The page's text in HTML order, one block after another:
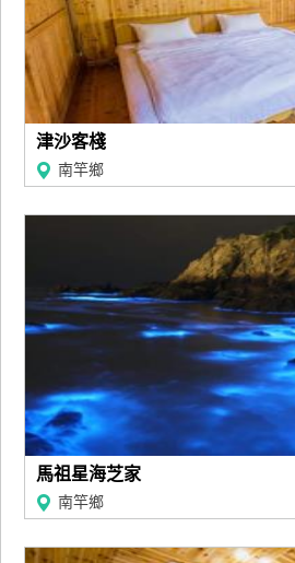
傳
津沙客棧
南竿鄉
馬祖星海芝家
南竿鄉